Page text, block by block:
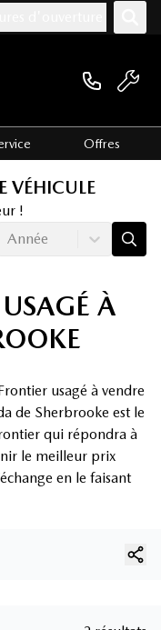
Offres
VÉHICULE
!
Année
À
usagé à vendre
de Sherbrooke est le
qui répondra à
le meilleur prix
en le faisant